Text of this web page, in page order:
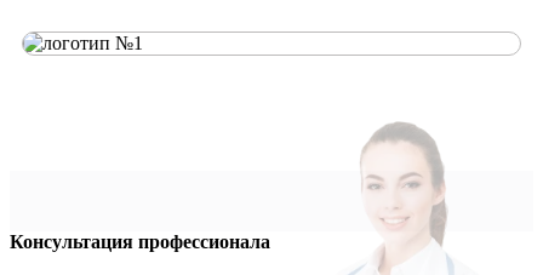
Консультация профессионала